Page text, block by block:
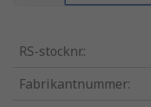
RS-stocknr.:
Fabrikantnummer: